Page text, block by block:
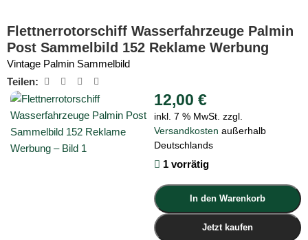
Flettnerrotorschiff Wasserfahrzeuge Palmin
Post Sammelbild 152 Reklame Werbung
Vintage Palmin Sammelbild
Teilen:
12,00 €
inkl. 7 % MwSt. zzgl.
Versandkosten außerhalb
Deutschlands
1 vorrätig
In den Warenkorb
Jetzt kaufen